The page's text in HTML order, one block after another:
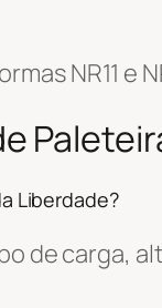
NR11 e
Liberdade?
de carga,